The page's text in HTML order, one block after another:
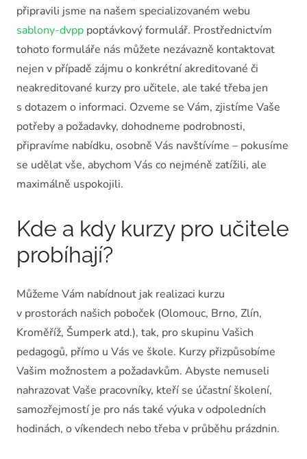
připravili jsme na našem specializovaném webu
sablony-dvpp poptávkový formulář. Prostřednictvím
tohoto formuláře nás můžete nezávazně kontaktovat
nejen v případě zájmu o konkrétní akreditované či
neakreditované kurzy pro učitele, ale také třeba jen
s dotazem o informaci. Ozveme se Vám, zjistíme Vaše
potřeby a požadavky, dohodneme podrobnosti,
připravíme nabídku, osobně Vás navštívíme – pokusíme
se udělat vše, abychom Vás co nejméně zatížili, ale
maximálně uspokojili.
Kde a kdy kurzy pro učitele
probíhají?
Můžeme Vám nabídnout jak realizaci kurzu
v prostorách našich poboček (Olomouc, Brno, Zlín,
Kroměříž, Šumperk atd.), tak, pro skupinu Vašich
pedagogů, přímo u Vás ve škole. Kurzy přizpůsobíme
Vašim možnostem a požadavkům. Abyste nemuseli
nahrazovat Vaše pracovníky, kteří se účastní školení,
samozřejmostí je pro nás také výuka v odpoledních
hodinách, o víkendech nebo třeba v průběhu prázdnin.